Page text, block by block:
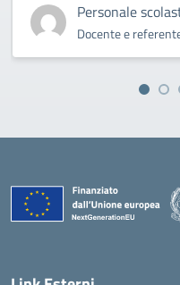
Personale
Docente e